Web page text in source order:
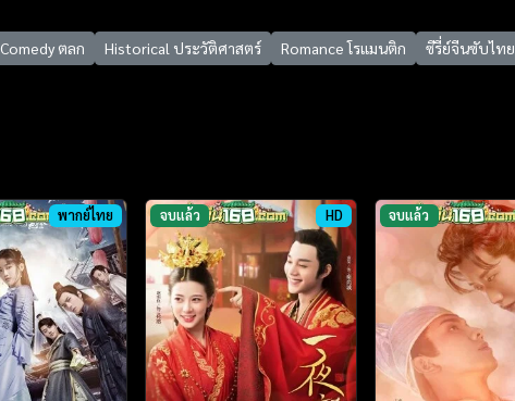
Comedy ตลก Historical ประวัติศาสตร์ Romance โรแมนติก
ซีรี่ย์จีนซับไทย
พากย์ไทย จบแล้ว HD จบแล้ว